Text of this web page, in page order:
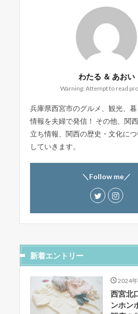
わたる ＆ あおい
Warning: Attempt to read
兵庫県西宮市のグルメ、観光、
情報を夫婦で発信！ その他、関
立ち情報、関西の歴史・文化に
していきます。
＼Follow me／
新着エントリー
2024
西宮北
ンホン